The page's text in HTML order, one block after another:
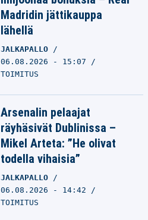
Madridin jättikauppa
lähellä
JALKAPALLO
06.08.2026 - 15:07
TOIMITUS
Arsenalin pelaajat
räyhäsivät Dublinissa –
Mikel Arteta: ”He olivat
todella vihaisia”
JALKAPALLO
06.08.2026 - 14:42
TOIMITUS